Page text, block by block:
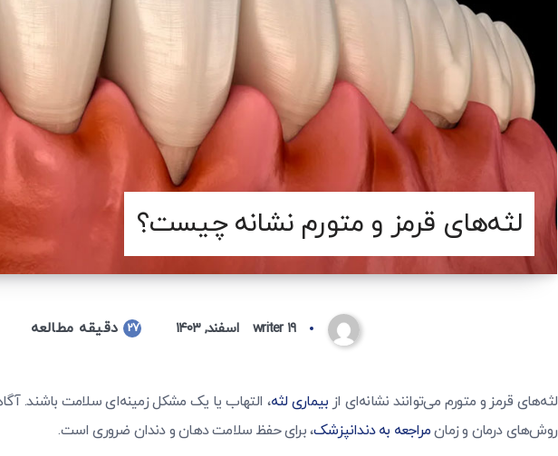
لثه‌های قرمز و متورم نشانه چیست؟
writer ۱۹ اسفند, ۱۴۰۳ 27 دقیقه مطالعه
لثه‌های قرمز و متورم می‌توانند نشانه‌ای از بیماری لثه، التهاب یا یک مشکل زمینه‌ای سلامت باشند.
روش‌های درمان و زمانمراجعه به دندانپزشک، برای حفظ سلامت دهان و دندان ضروری است.